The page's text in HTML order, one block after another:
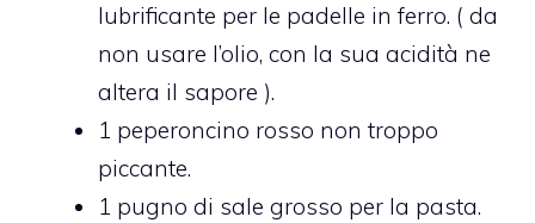
lubrificante per le padelle in ferro. ( da
non usare l’olio, con la sua acidità ne
altera il sapore ).
1 peperoncino rosso non troppo
piccante.
1 pugno di sale grosso per la pasta.